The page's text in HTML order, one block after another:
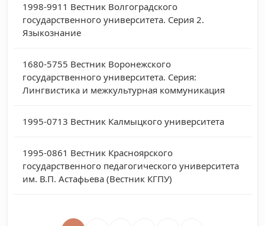
1998-9911 Вестник Волгоградского
государственного университета. Серия 2.
Языкознание
1680-5755 Вестник Воронежского
государственного университета. Серия:
Лингвистика и межкультурная коммуникация
1995-0713 Вестник Калмыцкого университета
1995-0861 Вестник Красноярского
государственного педагогического университета
им. В.П. Астафьева (Вестник КГПУ)